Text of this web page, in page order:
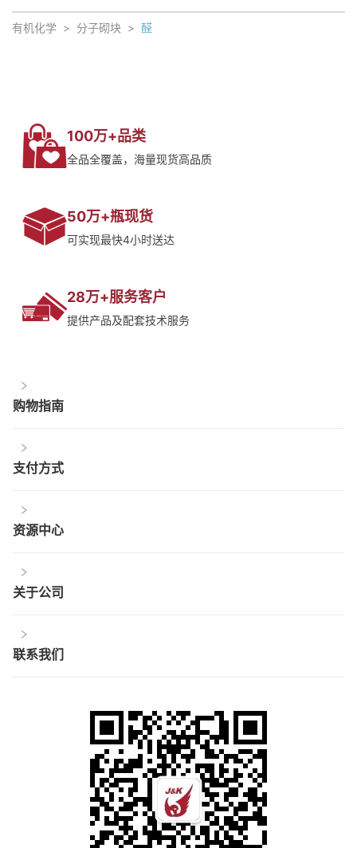
有机化学 > 分子砌块 > 醛
100万+品类
全品全覆盖，海量现货高品质
50万+瓶现货
可实现最快4小时送达
28万+服务客户
提供产品及配套技术服务
购物指南
支付方式
资源中心
关于公司
联系我们